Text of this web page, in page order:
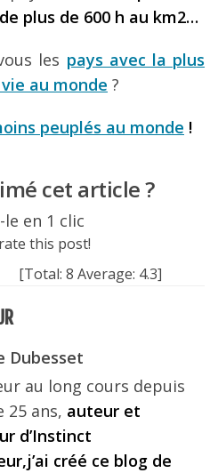
plus de 600 h au km2…
les pays avec la plus
au monde ?
peuplés au monde !
cet article ?
le en 1 clic
this post!
[Total: 8 Average: 4.3]
Dubesset
au long cours depuis
25 ans, auteur et
d’Instinct
créé ce blog de